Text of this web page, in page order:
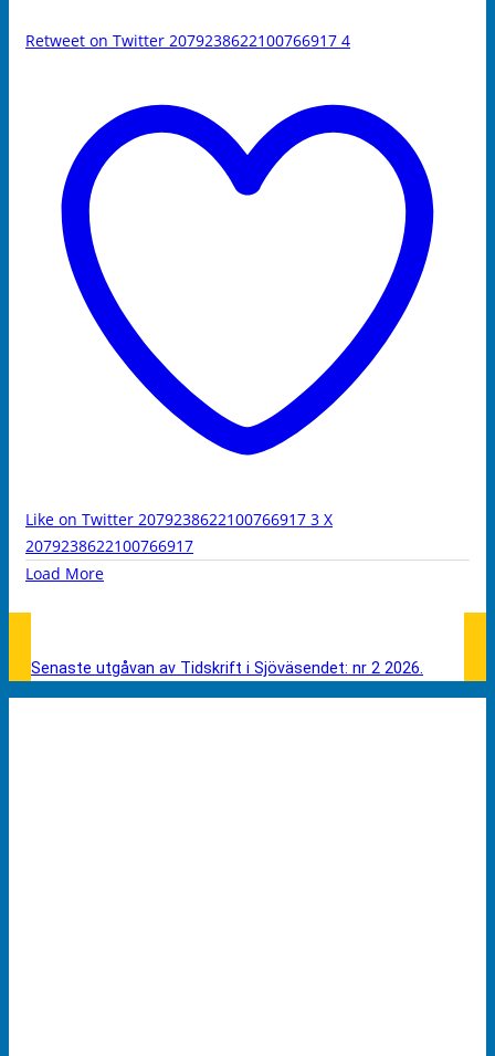
Retweet on Twitter 2079238622100766917 4
Like on Twitter 2079238622100766917 3 X
2079238622100766917
Load More
Senaste utgåvan av Tidskrift i Sjöväsendet: nr 2 2026.